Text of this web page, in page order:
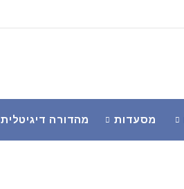
מסעדות מהדורה דיגיטלית